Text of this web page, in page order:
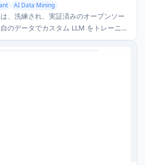
AI Data Mining
、洗練され、実証済みのオープンソー
のデータでカスタム LLM をトレーニン
エキスパートデータセットを作成しま
フェース、オフライン機能、自動デー